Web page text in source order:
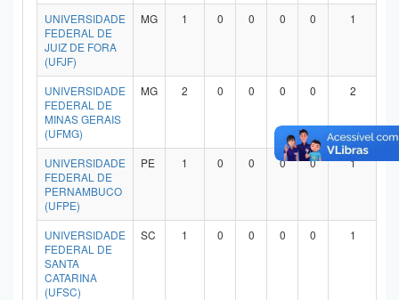
UNIVERSIDADE
FEDERAL DE
JUIZ DE FORA
(UFJF)
MG 1 0 0 0 0 1
UNIVERSIDADE
FEDERAL DE
MINAS GERAIS
(UFMG)
MG 2 0 0 0 0 2
UNIVERSIDADE
FEDERAL DE
PERNAMBUCO
(UFPE)
PE 1 0 0 0 0 1
UNIVERSIDADE
FEDERAL DE
SANTA
CATARINA
(UFSC)
SC 1 0 0 0 0 1